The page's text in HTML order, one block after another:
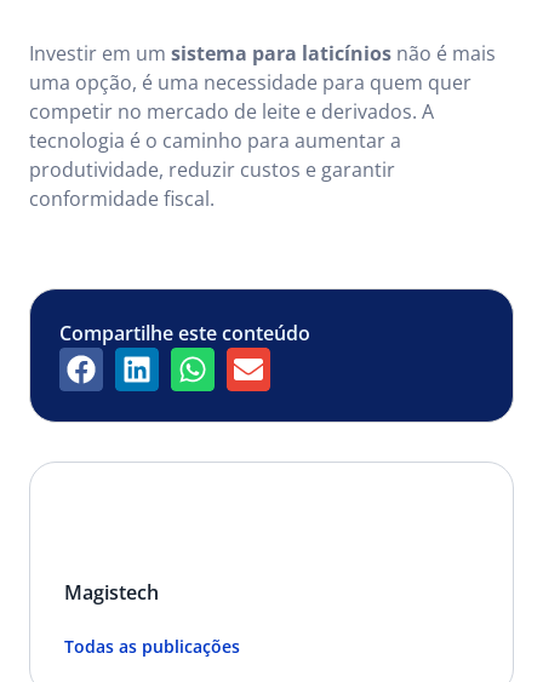
Investir em um sistema para laticínios não é mais
uma opção, é uma necessidade para quem quer
competir no mercado de leite e derivados. A
tecnologia é o caminho para aumentar a
produtividade, reduzir custos e garantir
conformidade fiscal.
Compartilhe este conteúdo
Magistech
Todas as publicações